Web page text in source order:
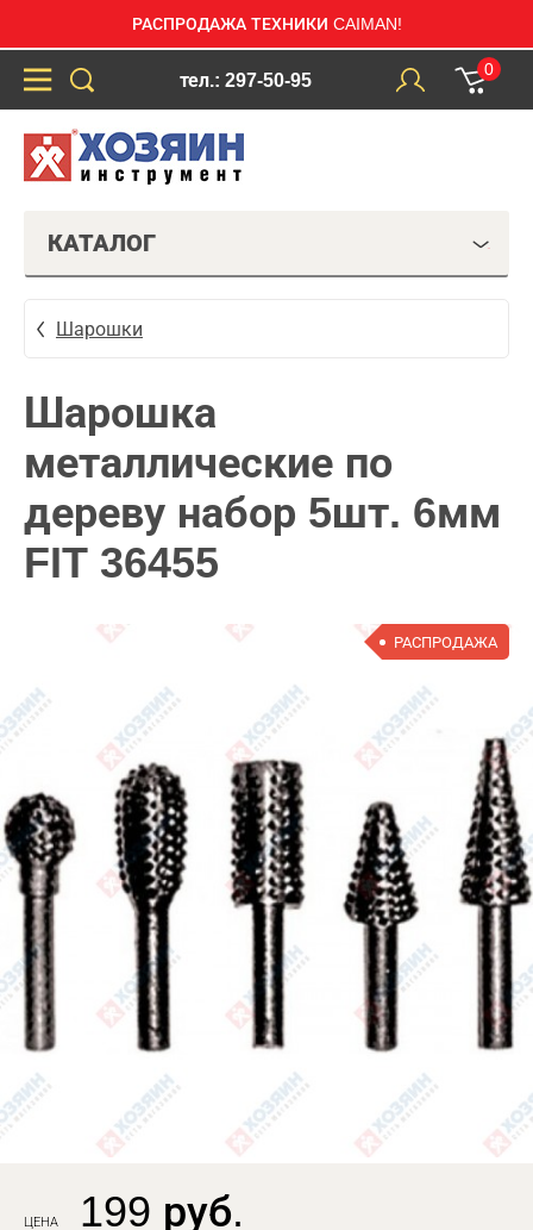
РАСПРОДАЖА ТЕХНИКИ CAIMAN!
тел.: 297-50-95
0
КАТАЛОГ
Шарошки
Шарошка
металлические по
дереву набор 5шт. 6мм
FIT 36455
РАСПРОДАЖА
ЦЕНА 199 руб.